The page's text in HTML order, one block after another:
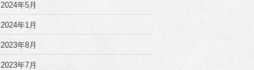
2024年5月
2024年1月
2023年8月
2023年7月